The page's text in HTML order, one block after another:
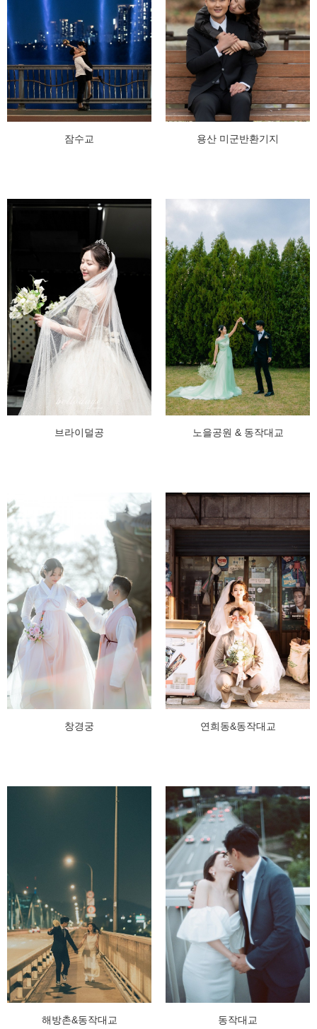
잠수교 용산 미군반환기지
브라이덜공 노을공원 & 동작대교
창경궁 연희동&동작대교
해방촌&동작대교 동작대교